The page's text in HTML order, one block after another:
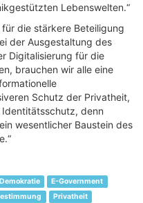
Lebenswelten.“
die stärkere Beteiligung
der Ausgestaltung des
Digitalisierung für die
brauchen wir alle eine
Schutz der Privatheit,
denn
wesentlicher Baustein des
Demokratie
E-Government
Privatheit